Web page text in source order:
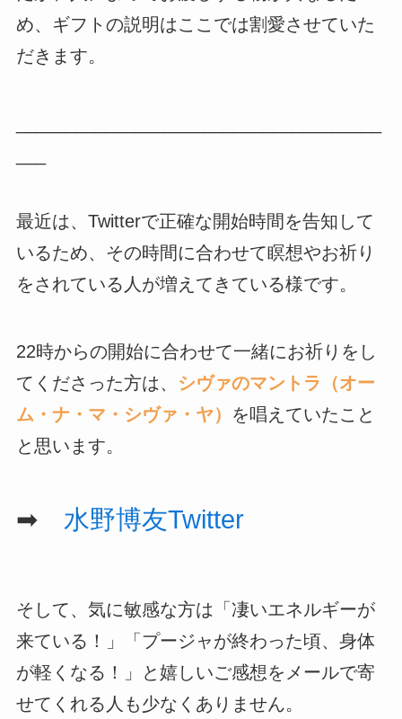
め、ギフトの説明はここでは割愛させていた
だきます。
最近は、Twitterで正確な開始時間を告知して
いるため、その時間に合わせて瞑想やお祈り
をされている人が増えてきている様です。
22時からの開始に合わせて一緒にお祈りをし
てくださった方は、 シヴァのマントラ（オー
ム・ナ・マ・シヴァ・ヤ） を唱えていたこと
と思います。
➡ 水野博友Twitter
そして、気に敏感な方は「凄いエネルギーが
来ている！」「プージャが終わった頃、身体
が軽くなる！」と嬉しいご感想をメールで寄
せてくれる人も少なくありません。